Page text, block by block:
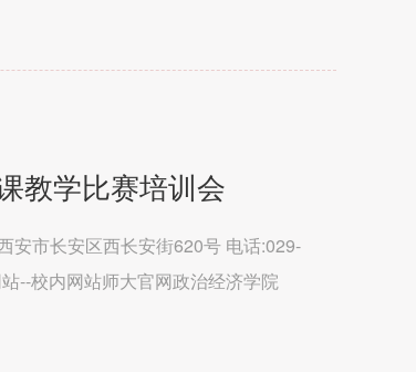
教学比赛培训会
安市长安区西长安街620号 电话:029-
--校内网站师大官网政治经济学院